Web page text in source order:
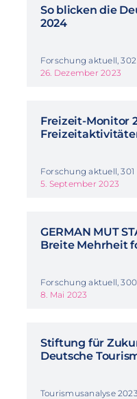
So blicken die
2024
Forschung aktuell, 302
26. Dezember 2023
Freizeit-Monitor
Forschung aktuell, 301
5. September 2023
GERMAN MUT
Breite Mehrheit
Forschung aktuell, 300
8. Mai 2023
Stiftung für
Deutsche
Tourismusanalyse 2023